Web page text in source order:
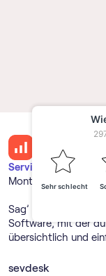
Service & Support
Montag bis Freitag
Sag’ Tschüss zum
Software, mit der
übersichtlich und
sevdesk